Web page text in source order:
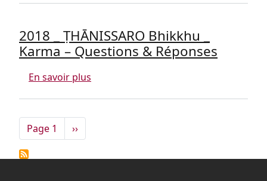
2018 _ ṬHĀNISSARO Bhikkhu _
Karma – Questions & Réponses
En savoir plus
Pagination
Page 1 Page suivante
››